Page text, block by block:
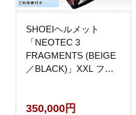
SHOEIヘルメット
「NEOTEC 3
FRAGMENTS (BEIGE
／BLACK)」XXL フィ
イスカバー バイク ツー
350,000円